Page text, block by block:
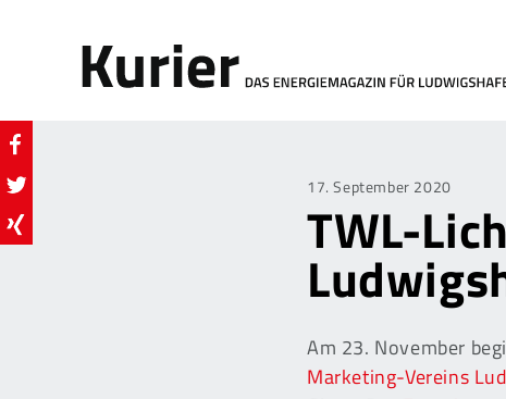
Posted
17. September 2020
TWL-
Am 23. November
Marketing-Vereins